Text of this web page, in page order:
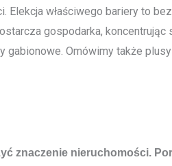
właściwego bariery to
gospodarka, koncentrując
Omówimy także
znaczenie nieruchomości.